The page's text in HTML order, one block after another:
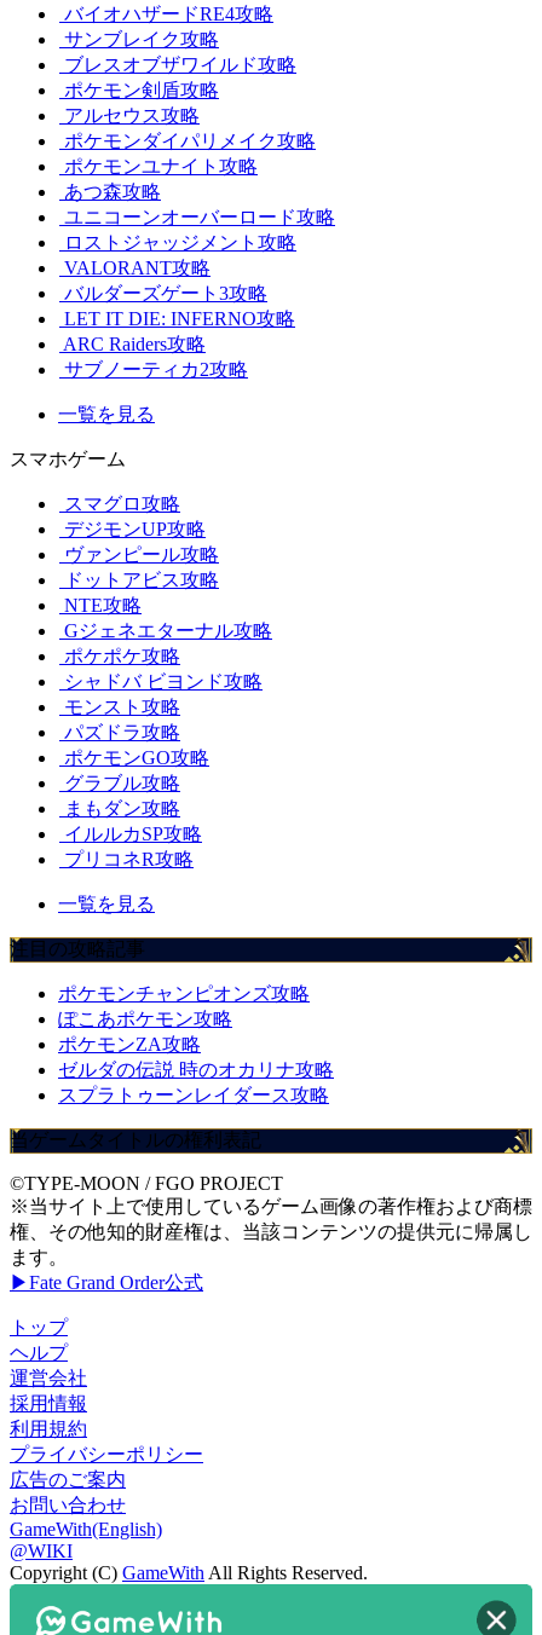
バイオハザードRE4攻略
サンブレイク攻略
ブレスオブザワイルド攻略
ポケモン剣盾攻略
アルセウス攻略
ポケモンダイパリメイク攻略
ポケモンユナイト攻略
あつ森攻略
ユニコーンオーバーロード攻略
ロストジャッジメント攻略
VALORANT攻略
バルダーズゲート3攻略
LET IT DIE: INFERNO攻略
ARC Raiders攻略
サブノーティカ2攻略
一覧を見る
スマホゲーム
スマグロ攻略
デジモンUP攻略
ヴァンピール攻略
ドットアビス攻略
NTE攻略
Gジェネエターナル攻略
ポケポケ攻略
シャドバ ビヨンド攻略
モンスト攻略
パズドラ攻略
ポケモンGO攻略
グラブル攻略
まもダン攻略
イルルカSP攻略
プリコネR攻略
一覧を見る
注目の攻略記事
ポケモンチャンピオンズ攻略
ぽこあポケモン攻略
ポケモンZA攻略
ゼルダの伝説 時のオカリナ攻略
スプラトゥーンレイダース攻略
当ゲームタイトルの権利表記
©TYPE-MOON / FGO PROJECT
※当サイト上で使用しているゲーム画像の著作権および商標
権、その他知的財産権は、当該コンテンツの提供元に帰属し
ます。
▶Fate Grand Order公式
トップ
ヘルプ
運営会社
採用情報
利用規約
プライバシーポリシー
広告のご案内
お問い合わせ
GameWith(English)
@WIKI
Copyright (C) GameWith All Rights Reserved.